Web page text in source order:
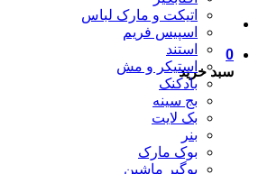
0
سبد خرید
اتیکت و مارک لباس
اسپیس فریم
استند
استیکر و مش
بادکنک
بج سینه
بک لایت
بنر
بوک مارک
بوگیر ماشین